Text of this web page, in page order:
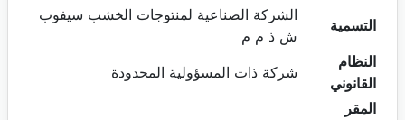
التسمية
الشركة الصناعية لمنتوجات الخشب سيفوب
ش ذ م م
النظام
القانوني
شركة ذات المسؤولية المحدودة
المقر